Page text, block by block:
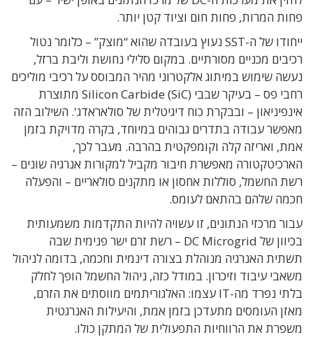
פחות המרות, פחות חום וציוד קטן יותר.
ייחודו של ה-SST נעוץ בעובדה שהוא “מוצק” – כלומר נטול
רכיבים מכניים מסורתיים. במקום סלילי נחושת וליבת ברזל,
נעשה שימוש במיתוג אלקטרוני מהיר המבוסס על רכיבי מוליכים
רחבי פס – בעיקר שבבי Silicon Carbide (SiC) מתוצרת
אינפיניאון – ובבקרת כוח דיגיטלית של סולאראדג'. השילוב הזה
מאפשר עבודה בתדרים גבוהים במיוחד, בקרה מדויקת בזמן
אמת, ואריזה קלה וקומפקטית בהרבה. מעבר לכך,
הארכיטקטורה מאפשרת חיבור מקביל למקורות אנרגיה שונים –
רשת החשמל, סוללות אחסון או מתקנים סולאריים – והפעלה
חכמה שלהם בהתאם לעומס.
עבור מרכזי הנתונים, זו עשויה להיות התקדמות משמעותית
בכיוון של DC Microgrid – רשת זרם ישר פנימית שבה
תשתית האנרגיה מנוהלת בצורה דינמית וחכמה, בדומה לניהול
משאבי עיבוד וזיכרון. במודל כזה, ניהול החשמל הופך לחלק
בלתי נפרד מה-IT עצמו: האלגוריתמים מווסתים את הזרם,
מאזן העומסים מתעדכן בזמן אמת, והיעילות האנרגטית
משפרת את הרווחיות התפעולית של המתקן כולו.